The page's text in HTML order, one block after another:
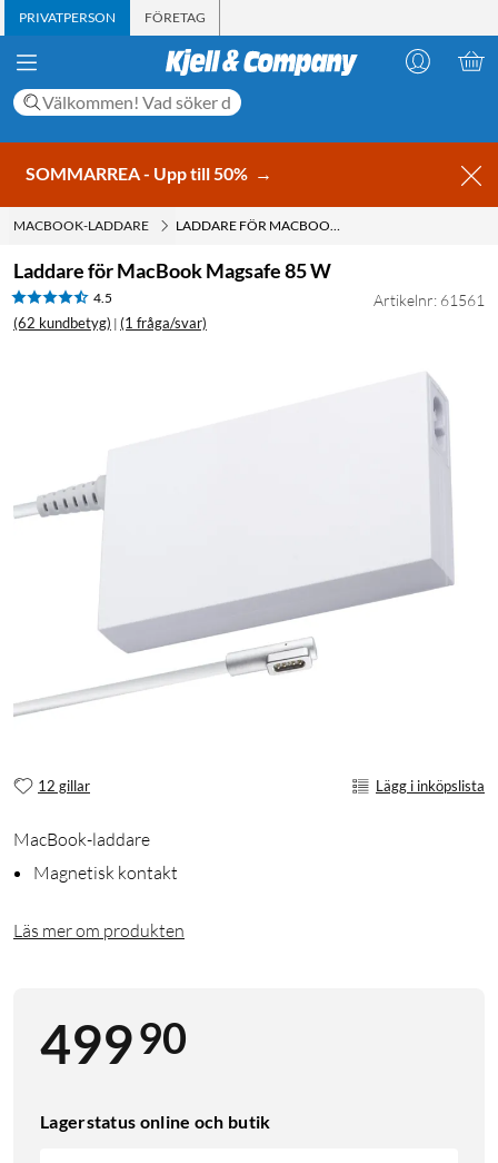
PRIVATPERSON FÖRETAG
SOMMARREA - Upp till 50% →
MACBOOK-LADDARE LADDARE FÖR MACBOOK MAGSAFE 85 W
Laddare för MacBook Magsafe 85 W
4.5
(62 kundbetyg) | (1 fråga/svar)
Artikelnr: 61561
12 gillar Lägg i inköpslista
MacBook-laddare
Magnetisk kontakt
Läs mer om produkten
49990
Lagerstatus online och butik